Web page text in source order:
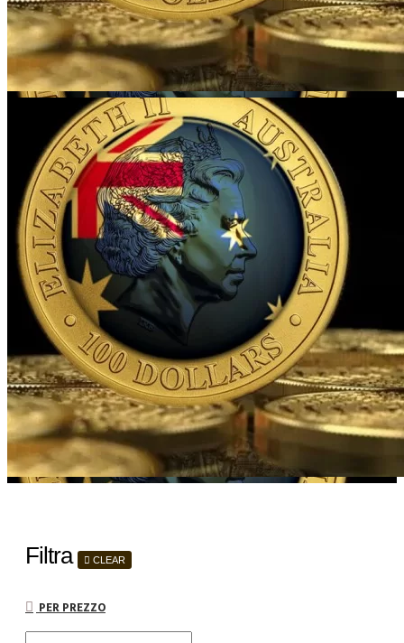
Filtra CLEAR
PER PREZZO